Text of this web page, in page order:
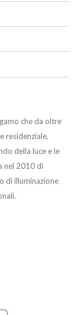
che da oltre
residenziale,
della luce e le
nel 2010 di
di illuminazione